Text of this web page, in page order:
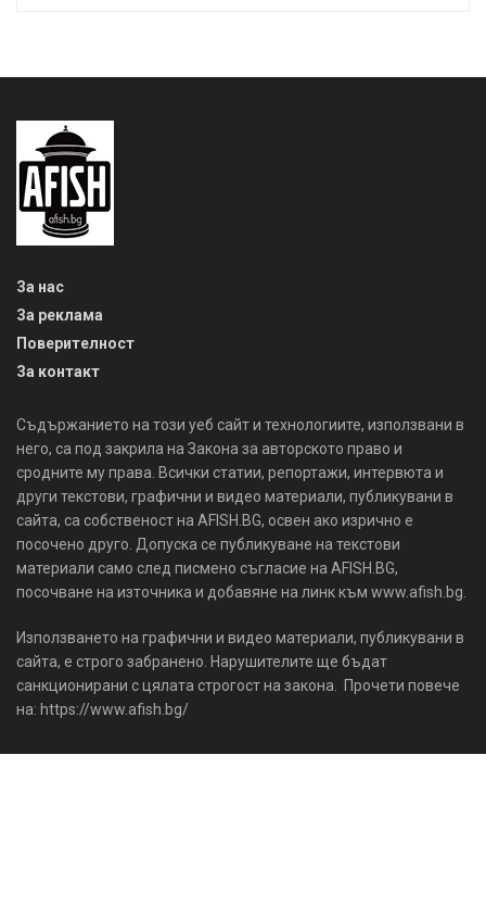
За нас
За реклама
Поверителност
За контакт
Съдържанието на този уеб сайт и технологиите, използвани в
него, са под закрила на Закона за авторското право и
сродните му права. Всички статии, репортажи, интервюта и
други текстови, графични и видео материали, публикувани в
сайта, са собственост на AFISH.BG, освен ако изрично е
посочено друго. Допуска се публикуване на текстови
материали само след писмено съгласие на AFISH.BG,
посочване на източника и добавяне на линк към www.afish.bg.
Използването на графични и видео материали, публикувани в
сайта, е строго забранено. Нарушителите ще бъдат
санкционирани с цялата строгост на закона. Прочети повече
на: https://www.afish.bg/